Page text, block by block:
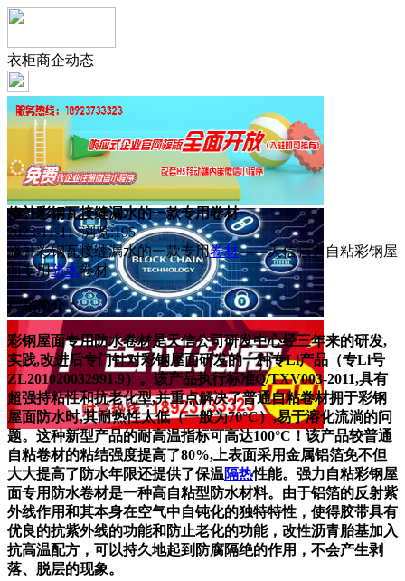
衣柜商企动态
修补彩钢瓦接缝漏水的一款专用卷材
2023-11-11 浏览:195
修补彩钢瓦接缝漏水的一款专用卷材——天信强力自粘彩钢屋
面专用防水卷材
产品简介：
彩钢屋面专用防水卷材是天信公司研发中心经三年来的研发,
实践,改进后专门针对彩钢屋面研发的一种专Li产品（专Li号
ZL201020032991.9）。该产品执行标准Q/TXV003-2011,具有
超强持粘性和抗老化型,并重点解决了普通自粘卷材拥于彩钢
屋面防水时,其耐热性太低（一般为70°C）,易于溶化流淌的问
题。这种新型产品的耐高温指标可高达100°C！该产品较普通
自粘卷材的粘结强度提高了80%,上表面采用金属铝箔免不但
大大提高了防水年限还提供了保温隔热性能。强力自粘彩钢屋
面专用防水卷材是一种高自粘型防水材料。由于铝箔的反射紫
外线作用和其本身在空气中自钝化的独特特性，使得胶带具有
优良的抗紫外线的功能和防止老化的功能，改性沥青胎基加入
抗高温配方，可以持久地起到防腐隔绝的作用，不会产生剥
落、脱层的现象。